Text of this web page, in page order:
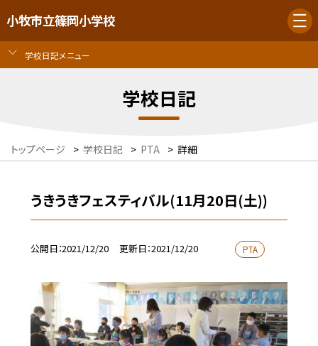
小牧市立篠岡小学校
学校日記メニュー
学校日記
トップページ > 学校日記 > PTA > 詳細
うきうきフェスティバル(11月20日(土))
公開日 2021/12/20 更新日 2021/12/20 PTA